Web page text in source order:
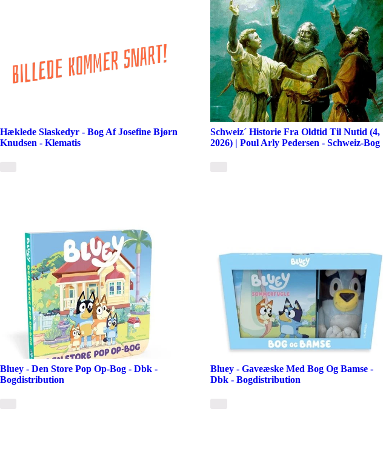
Hæklede Slaskedyr - Bog Af Josefine Bjørn
Knudsen - Klematis
Schweiz´ Historie Fra Oldtid Til Nutid (4,
2026) | Poul Arly Pedersen - Schweiz-Bog
Bluey - Den Store Pop Op-Bog - Dbk -
Bogdistribution
Bluey - Gaveæske Med Bog Og Bamse -
Dbk - Bogdistribution